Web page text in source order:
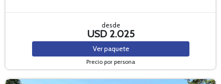
desde
USD 2.025
Verpaquete
Precio por persona